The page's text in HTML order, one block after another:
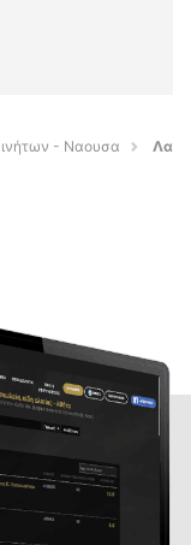
- Ναουσα
Λα